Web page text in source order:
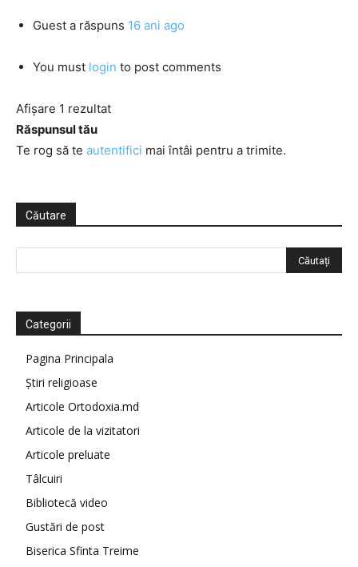
Guest a răspuns 16 ani ago
You must login to post comments
Afișare 1 rezultat
Răspunsul tău
Te rog să te autentifici mai întâi pentru a trimite.
Căutare
Categorii
Pagina Principala
Știri religioase
Articole Ortodoxia.md
Articole de la vizitatori
Articole preluate
Tâlcuiri
Bibliotecă video
Gustări de post
Biserica Sfinta Treime